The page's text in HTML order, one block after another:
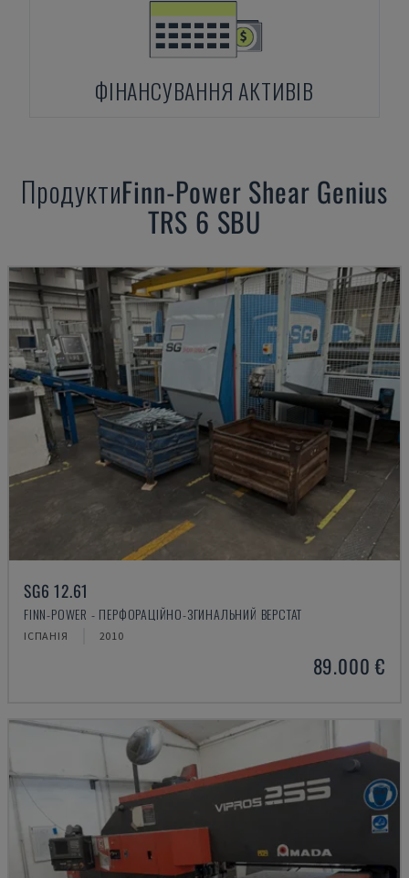
ФІНАНСУВАННЯ АКТИВІВ
ПродуктиFinn-Power Shear Genius
TRS 6 SBU
SG6 12.61
FINN-POWER - ПЕРФОРАЦІЙНО-ЗГИНАЛЬНИЙ ВЕРСТАТ
ІСПАНІЯ 2010
89.000 €